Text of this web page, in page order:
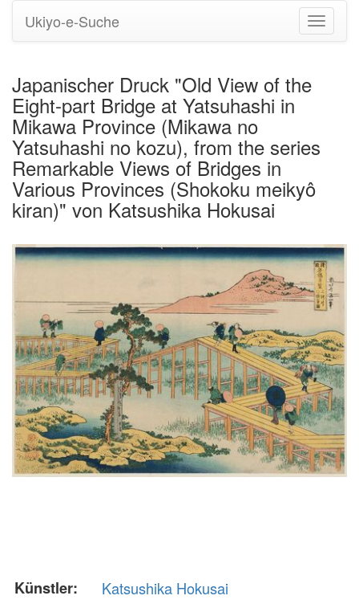
Ukiyo-e-Suche
Japanischer Druck "Old View of the
Eight-part Bridge at Yatsuhashi in
Mikawa Province (Mikawa no
Yatsuhashi no kozu), from the series
Remarkable Views of Bridges in
Various Provinces (Shokoku meikyô
kiran)" von Katsushika Hokusai
Künstler:
Katsushika Hokusai